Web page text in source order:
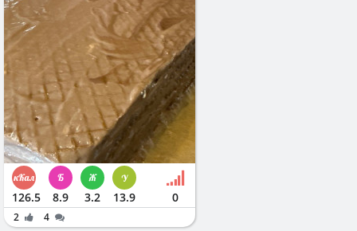
126.5 8.9 3.2 13.9 0
2 4